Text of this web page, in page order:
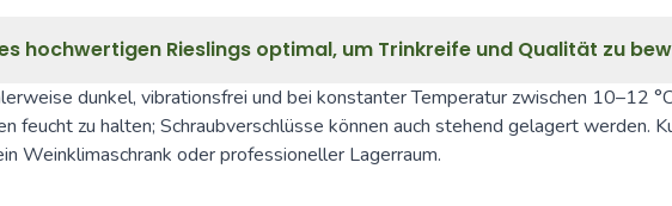
hochwertigen Rieslings optimal, um Trinkreife und Qualität zu
dunkel, vibrationsfrei und bei konstanter Temperatur zwischen 10–12
feucht zu halten; Schraubverschlüsse können auch stehend gelagert werden.
Weinklimaschrank oder professioneller Lagerraum.